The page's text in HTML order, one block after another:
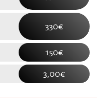
330€
150€
3,00€